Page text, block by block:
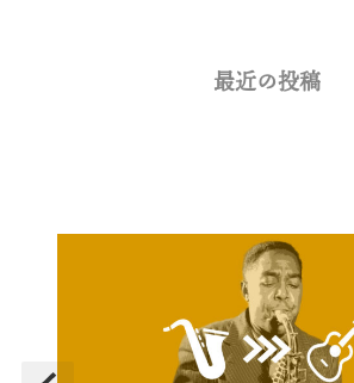
最近の投稿